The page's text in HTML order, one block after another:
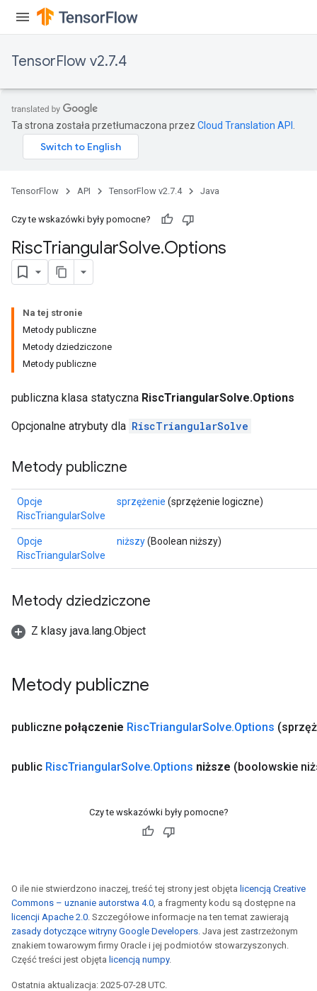
TensorFlow v2.7.4
Ta strona została przetłumaczona przez Cloud Translation API
TensorFlow API TensorFlow v2.7.4 Java
Czy te wskazówki były pomocne?
RiscTriangularSolve.Options
Na tej stronie
Metody publiczne
Metody dziedziczone
Metody publiczne
publiczna klasa statyczna RiscTriangularSolve.Options
Opcjonalne atrybuty dla RiscTriangularSolve
Metody publiczne
Opcje
RiscTriangularSolve
sprzężenie (sprzężenie logiczne)
Opcje
RiscTriangularSolve
niższy(Boolean niższy)
Metody dziedziczone
Z klasy java.lang.Object
Metody publiczne
publiczne połączenie RiscTriangularSolve.Options
public RiscTriangularSolve.Options niższe (boolowskie
Czy te wskazówki były pomocne?
O ile nie stwierdzono inaczej, treść tej strony jest objęta licencją Creative
Commons – uznanie autorstwa 4.0, a fragmenty kodu są dostępne na
licencji Apache 2.0. Szczegółowe informacje na ten temat zawierają
zasady dotyczące witryny Google Developers. Java jest zastrzeżonym
znakiem towarowym firmy Oracle i jej podmiotów stowarzyszonych.
Część treści jest objęta licencją numpy.
Ostatnia aktualizacja: 2025-07-28 UTC.